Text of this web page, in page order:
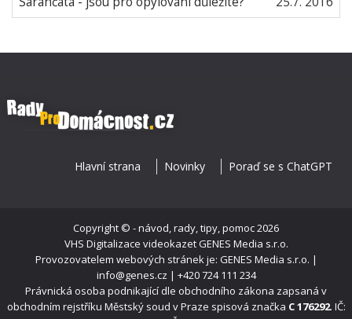
Hlavní strana Novinky Poraď se s ChatGPT
Copyright © - návod, rady, tipy, pomoc2026
VHS Digitalizace videokazetGENES Media s.r.o.
Provozovatelem webových stránek je: GENES Media s.r.o. |
info@genes.cz | +420 724 111 234
Právnická osoba podnikající dle obchodního zákona zapsaná v
obchodním rejstříku Městský soud v Praze spisová značka C 176292. IČ: